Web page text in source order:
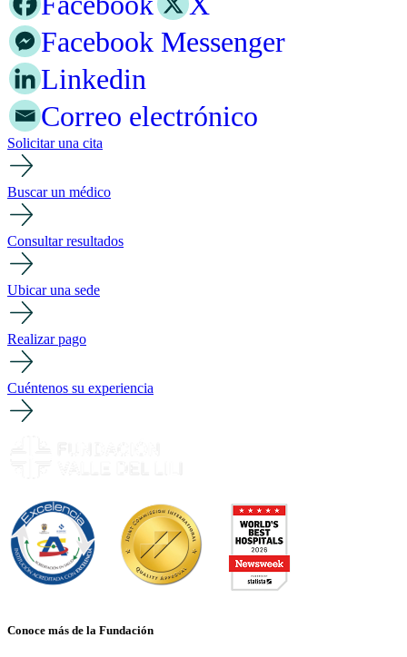
Facebook Messenger
Linkedin
Correo electrónico
Solicitar una cita
Buscar un médico
Consultar resultados
Ubicar una sede
Realizar pago
Cuéntenos su experiencia
Conoce más de la Fundación